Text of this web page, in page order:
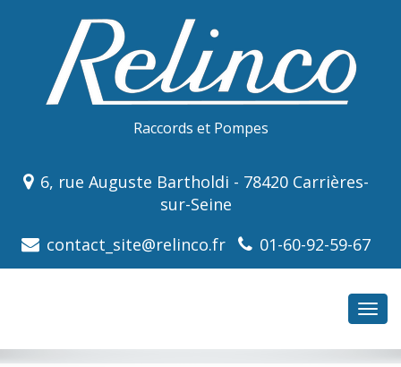
Raccords et Pompes
6, rue Auguste Bartholdi - 78420 Carrières-
sur-Seine
contact_site@relinco.fr
01-60-92-59-67
la